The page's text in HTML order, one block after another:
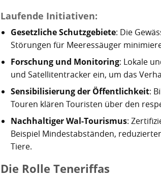
Laufende Initiativen:
Gesetzliche Schutzgebiete: Die
Störungen für Meeressäuger
Forschung und Monitoring: Lokale
und Satellitentracker ein, um das
Sensibilisierung der Öffentlichkeit:
Touren klären Touristen über den
Nachhaltiger Wal-Tourismus:
Beispiel Mindestabständen,
Tiere.
Die Rolle Teneriffas